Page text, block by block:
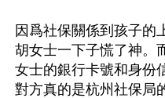
因爲社保關係到孩子的
胡女士一下子慌了神。
女士的銀行卡號和身份
對方真的是杭州社保局